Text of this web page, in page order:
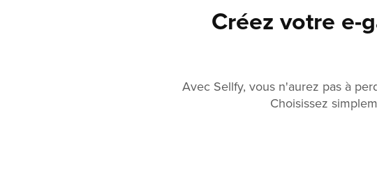
Créez votre e-
Avec Sellfy, vous n'aurez pas à
Choisissez